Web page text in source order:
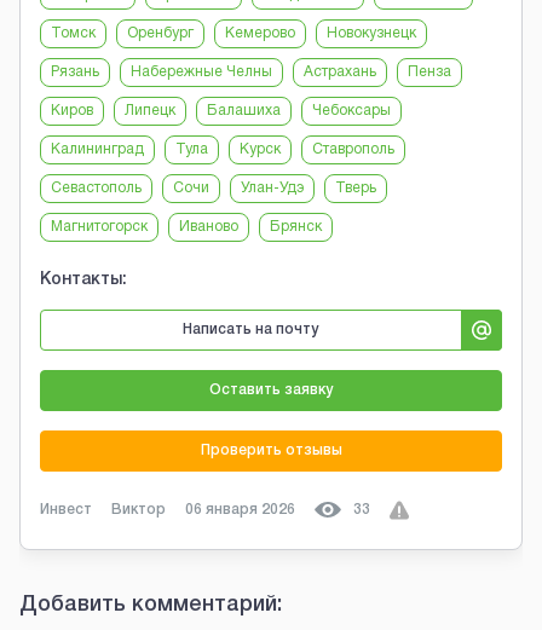
Томск Оренбург Кемерово Новокузнецк
Рязань Набережные Челны Астрахань Пенза
Киров Липецк Балашиха Чебоксары
Калининград Тула Курск Ставрополь
Севастополь Сочи Улан-Удэ Тверь
Магнитогорск Иваново Брянск
Контакты:
Написать на почту
Оставить заявку
Проверить отзывы
Инвест Виктор 06 января 2026 33
Добавить комментарий: